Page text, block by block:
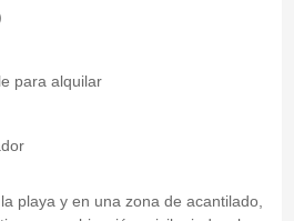
para alquilar
playa y en una zona de acantilado,